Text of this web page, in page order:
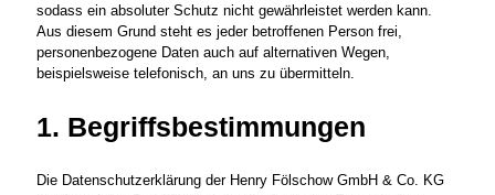
sodass ein absoluter Schutz nicht gewährleistet werden kann.
Aus diesem Grund steht es jeder betroffenen Person frei,
personenbezogene Daten auch auf alternativen Wegen,
beispielsweise telefonisch, an uns zu übermitteln.
1. Begriffsbestimmungen
Die Datenschutzerklärung der Henry Fölschow GmbH & Co. KG